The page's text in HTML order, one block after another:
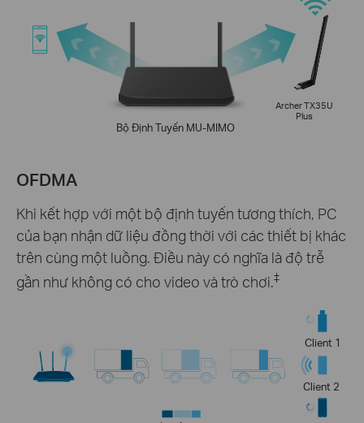
Bộ Định Tuyến MU-MIMO
Archer TX35U
Plus
OFDMA
Khi kết hợp với một bộ định tuyến tương thích, PC
của bạn nhận dữ liệu đồng thời với các thiết bị khác
trên cùng một luồng. Điều này có nghĩa là độ trễ
gần như không có cho video và trò chơi.‡
Client 1
Client 2